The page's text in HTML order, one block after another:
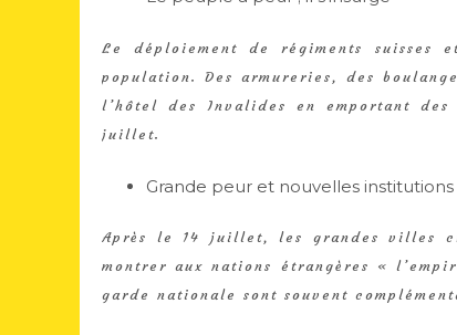
Le déploiement de régiments
population. Des armureries, des
l’hôtel des Invalides en emportant
juillet.
Grande peur et nouvelles institutions
Après le 14 juillet, les grandes villes
montrer aux nations étrangères «
garde nationale sont souvent